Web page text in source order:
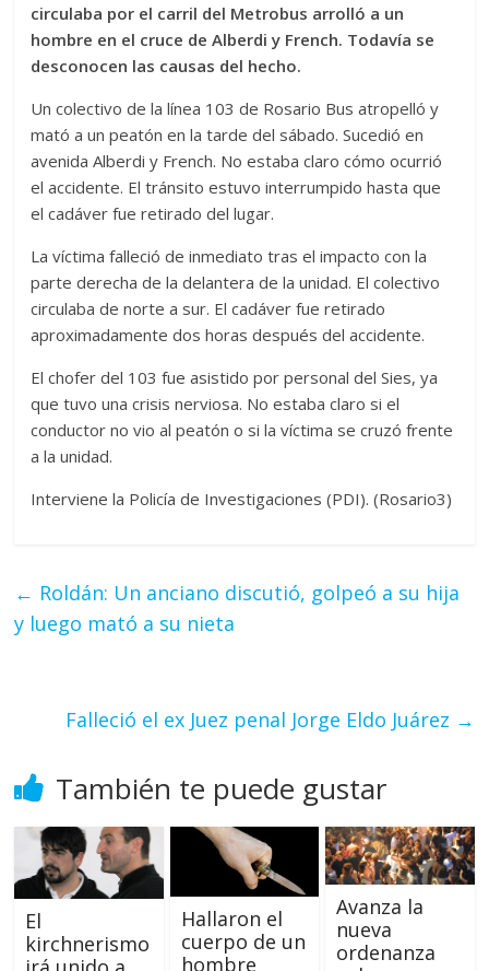
circulaba por el carril del Metrobus arrolló a un
hombre en el cruce de Alberdi y French. Todavía se
desconocen las causas del hecho.
Un colectivo de la línea 103 de Rosario Bus atropelló y
mató a un peatón en la tarde del sábado. Sucedió en
avenida Alberdi y French. No estaba claro cómo ocurrió
el accidente. El tránsito estuvo interrumpido hasta que
el cadáver fue retirado del lugar.
La víctima falleció de inmediato tras el impacto con la
parte derecha de la delantera de la unidad. El colectivo
circulaba de norte a sur. El cadáver fue retirado
aproximadamente dos horas después del accidente.
El chofer del 103 fue asistido por personal del Sies, ya
que tuvo una crisis nerviosa. No estaba claro si el
conductor no vio al peatón o si la víctima se cruzó frente
a la unidad.
Interviene la Policía de Investigaciones (PDI). (Rosario3)
← Roldán: Un anciano discutió, golpeó a su hija
y luego mató a su nieta
Falleció el ex Juez penal Jorge Eldo Juárez →
También te puede gustar
El
kirchnerismo
Hallaron el
cuerpo de un
hombre
Avanza la
nueva
ordenanza